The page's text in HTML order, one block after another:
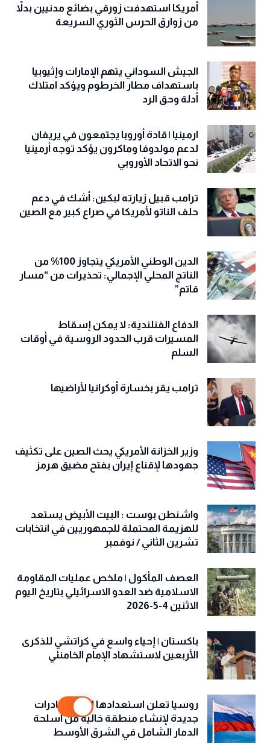
أمريكا استهدفت زورقي بضائع مدنيين بدلاً
من زوارق الحرس الثوري السريعة
الجيش السوداني يتهم الإمارات وإثيوبيا
باستهداف مطار الخرطوم ويؤكد امتلاك
أدلة وحق الرد
ارمينيا | قادة أوروبا يجتمعون في يريفان
لدعم مولدوفا وماكرون يؤكد توجه أرمينيا
نحو الاتحاد الأوروبي
ترامب قبيل زيارته لبكين: أشك في دعم
حلف الناتو لأمريكا في صراع كبير مع الصين
الدين الوطني الأمريكي يتجاوز 100% من
الناتج المحلي الإجمالي: تحذيرات من “مسار
قاتم”
الدفاع الفنلندية: لا يمكن إسقاط
المسيرات قرب الحدود الروسية في أوقات
السلم
ترامب يقر بخسارة أوكرانيا لأراضيها
وزير الخزانة الأمريكي يحث الصين على تكثيف
جهودها لإقناع إيران بفتح مضيق هرمز
واشنطن بوست : البيت الأبيض يستعد
للهزيمة المحتملة للجمهوريين في انتخابات
تشرين الثاني / نوفمبر
العصف المأكول | ملخص عمليات المقاومة
الاسلامية ضد العدو الاسرائيلي بتاريخ اليوم
الاثنين 4-5-2026
باكستان | إحياء واسع في كراتشي للذكرى
الأربعين لاستشهاد الإمام الخامنئي
روسيا تعلن استعدادها لطرح مبادرات
جديدة لإنشاء منطقة خالية من أسلحة
الدمار الشامل في الشرق الأوسط